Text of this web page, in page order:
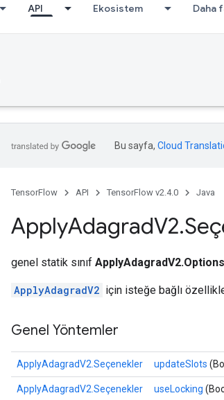
API Ekosistem Daha
Bu sayfa, Cloud
TensorFlow API TensorFlow v2.4.0 Java
ApplyAdagradV2.
genel statik sınıf ApplyAdagradV2.Options
ApplyAdagradV2 için isteğe bağlı
Genel Yöntemler
ApplyAdagradV2.Seçenekler updateSlots
ApplyAdagradV2.Seçenekler useLocking